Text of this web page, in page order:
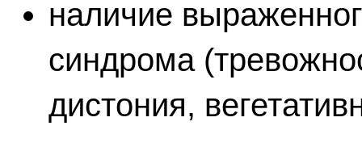
наличие
синдрома
дистония,